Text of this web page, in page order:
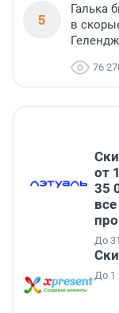
5
Галька
в
76
от
35
До
До 1